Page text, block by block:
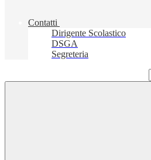
Contatti
Dirigente Scolastico
DSGA
Segreteria